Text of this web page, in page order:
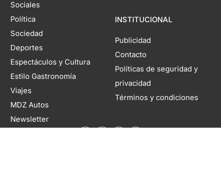
Sociales
Política
Sociedad
Deportes
Espectáculos y Cultura
Estilo Gastronomía
Viajes
MDZ Autos
Newsletter
INSTITUCIONAL
Publicidad
Contacto
Políticas de seguridad y
privacidad
Términos y condiciones